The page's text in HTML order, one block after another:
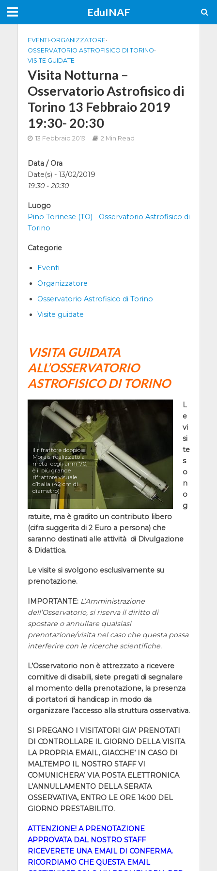
EduINAF
EVENTI•ORGANIZZATORE•
OSSERVATORIO ASTROFISICO DI TORINO•
VISITE GUIDATE
Visita Notturna –
Osservatorio Astrofisico di
Torino 13 Febbraio 2019
19:30- 20:30
13 Febbraio 2019 2 Min Read
Data / Ora
Date(s) - 13/02/2019
19:30 - 20:30
Luogo
Pino Torinese (TO) - Osservatorio Astrofisico di
Torino
Categorie
Eventi
Organizzatore
Osservatorio Astrofisico di Torino
Visite guidate
VISITA GUIDATA
ALL’OSSERVATORIO
ASTROFISICO DI TORINO
il rifrattore doppio
Morais, realizzato a
metà degli anni ’70,
è il più grande
rifrattore visuale
d’Italia (42 cm di
diametro)
L
e
vi
si
te
s
o
n
o
g
ratuite, ma è gradito un contributo libero
(cifra suggerita di 2 Euro a persona) che
saranno destinati alle attività di Divulgazione
& Didattica.
Le visite si svolgono esclusivamente su
prenotazione.
IMPORTANTE: L’Amministrazione
dell’Osservatorio, si riserva il diritto di
spostare o annullare qualsiasi
prenotazione/visita nel caso che questa possa
interferire con le ricerche scientifiche.
L’Osservatorio non è attrezzato a ricevere
comitive di disabili, siete pregati di segnalare
al momento della prenotazione, la presenza
di portatori di handicap in modo da
organizzare l’accesso alla struttura osservativa.
SI PREGANO I VISITATORI GIA’ PRENOTATI
DI CONTROLLARE IL GIORNO DELLA VISITA
LA PROPRIA EMAIL, GIACCHE’ IN CASO DI
MALTEMPO IL NOSTRO STAFF VI
COMUNICHERA’ VIA POSTA ELETTRONICA
L’ANNULLAMENTO DELLA SERATA
OSSERVATIVA, ENTRO LE ORE 14:00 DEL
GIORNO PRESTABILITO.
ATTENZIONE! A PRENOTAZIONE
APPROVATA DAL NOSTRO STAFF
RICEVERETE UNA EMAIL DI CONFERMA.
RICORDIAMO CHE QUESTA EMAIL